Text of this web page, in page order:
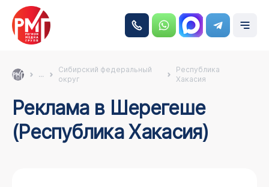
...
Сибирский федеральный
округ
Республика
Хакасия
Реклама в Шерегеше
(Республика Хакасия)